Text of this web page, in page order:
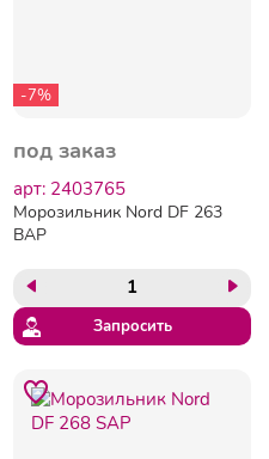
-7%
под заказ
арт: 2403765
Морозильник Nord DF 263
BAP
Запросить